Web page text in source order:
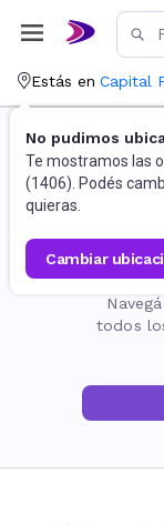
Estás en Capital
No pudimos
Te mostramos las
(1406). Podés
quieras.
cambiar
todos